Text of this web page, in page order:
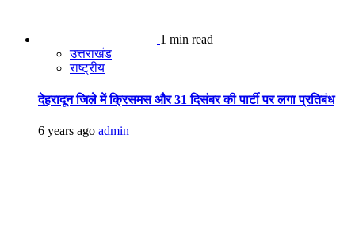
1 min read
उत्तराखंड
राष्ट्रीय
देहरादून जिले में क्रिसमस और 31 दिसंबर की पार्टी पर लगा प्रतिबंध
6 years ago admin